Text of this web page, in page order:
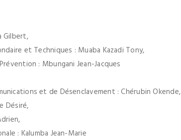
Gilbert,
et Techniques : Muaba Kazadi Tony,
: Mbungani Jean-Jacques
et de Désenclavement : Chérubin Okende,
Désiré,
: Kalumba Jean-Marie